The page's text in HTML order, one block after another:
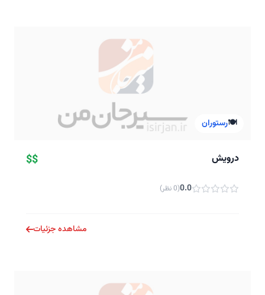
🍽️رستوران
درویش $$
0.0(0 نظر)
مشاهده جزئیات